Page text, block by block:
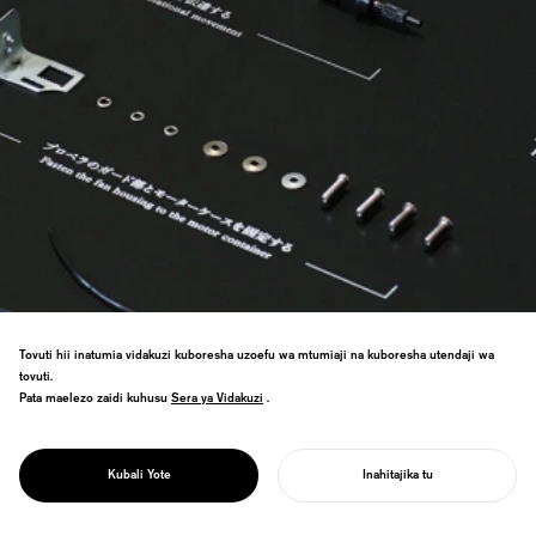
GGG/
ANATOMY
iliyo nyuma ya umbo kama mbinu mpya ya
Tovuti hii inatumia vidakuzi kuboresha uzoefu wa mtumiaji na kuboresha utendaji wa
tovuti.
Pata maelezo zaidi kuhusu Sera ya Vidakuzi
Sera ya Vidakuzi .
Kubali Yote Inahitajika tu